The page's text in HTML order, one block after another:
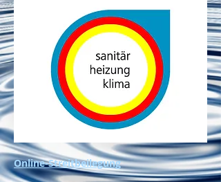
Online-Streitbeilegung